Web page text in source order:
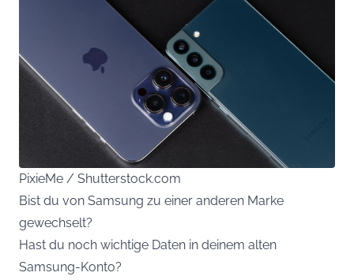
PixieMe / Shutterstock.com
Bist du von Samsung zu einer anderen Marke
gewechselt?
Hast du noch wichtige Daten in deinem alten
Samsung-Konto?